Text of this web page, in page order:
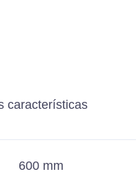
características
600 mm